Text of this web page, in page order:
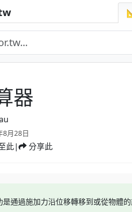
器
8月28日
此| 分享此
通過施加力沿位移轉移到或從物體的